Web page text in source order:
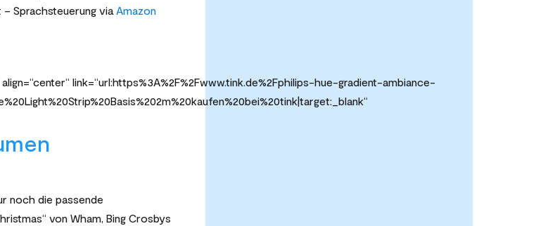
Sprachsteuerung via Amazon
link=“url:https%3A%2F%2Fwww.tink.de%2Fphilips-hue-gradient-ambiance-
noch die passende
von Wham, Bing Crosbys